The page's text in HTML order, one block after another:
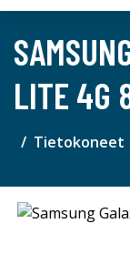
LITE 4G
Tietokoneet